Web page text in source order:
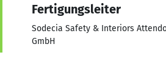
Fertigungsleiter
Sodecia Safety & Interiors
GmbH